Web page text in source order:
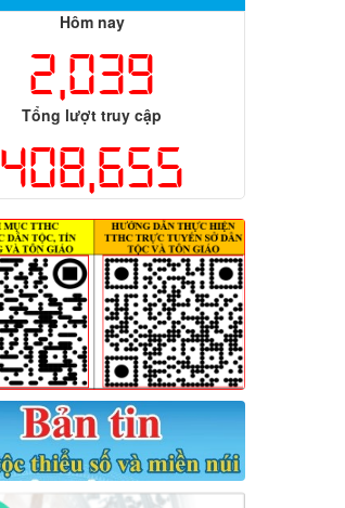
Hôm nay
2,039
Tổng lượt truy cập
408,655